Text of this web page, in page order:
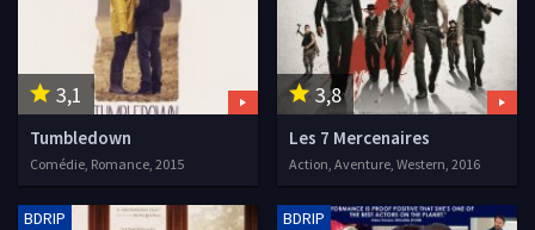
3,1
Tumbledown
Comédie, Romance, 2015
3,8
Les 7 Mercenaires
Action, Aventure, Western, 2016
BDRIP BDRIP